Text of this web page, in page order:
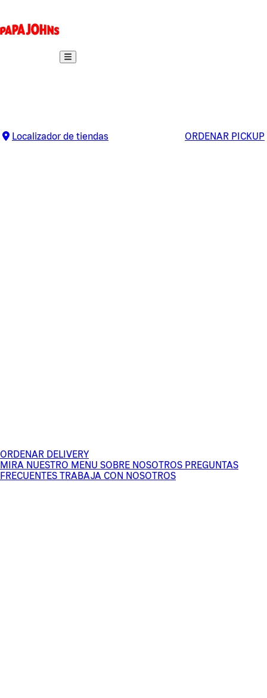
Localizador de tiendas ORDENAR PICKUP
ORDENAR DELIVERY
MIRA NUESTRO MENU SOBRE NOSOTROS PREGUNTAS
FRECUENTES TRABAJA CON NOSOTROS